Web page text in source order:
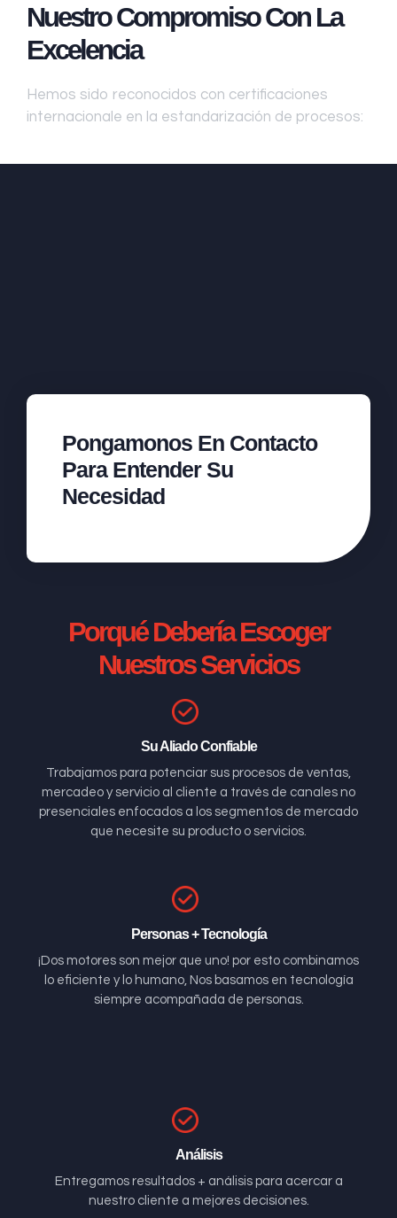
Nuestro Compromiso Con La
Excelencia
Hemos sido reconocidos con certificaciones
internacionale en la estandarización de procesos:
Pongamonos En Contacto
Para Entender Su
Necesidad
Porqué Debería Escoger
Nuestros Servicios
Su Aliado Confiable
Trabajamos para potenciar sus procesos de ventas,
mercadeo y servicio al cliente a través de canales no
presenciales enfocados a los segmentos de mercado
que necesite su producto o servicios.
Personas + Tecnología
¡Dos motores son mejor que uno! por esto combinamos
lo eficiente y lo humano, Nos basamos en tecnología
siempre acompañada de personas.
Análisis
Entregamos resultados + análisis para acercar a
nuestro cliente a mejores decisiones.